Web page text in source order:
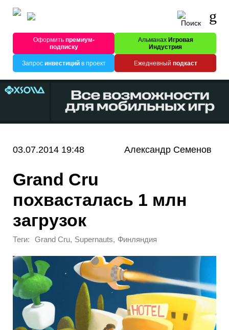
Оформитьпремиум-
подписку
Альманах Игровая
Индустрия
Запрос инвестицийв проект Ежедневный подкаст
03.07.2014 19:48 Александр Семенов
Grand Cru
похвасталась 1 млн
загрузок
Теги: Grand Cru, Supernauts, Финляндия